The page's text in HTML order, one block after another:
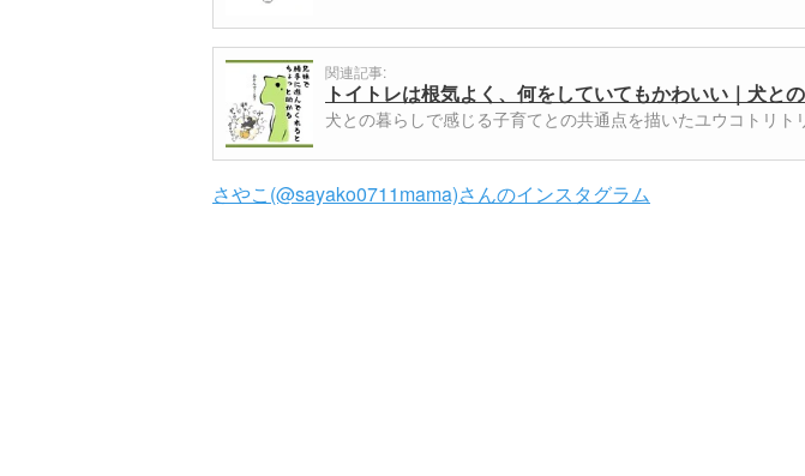
関連記事:
トイトレは根気よく、何をしていてもかわいい｜犬と
犬との暮らしで感じる子育てとの共通点を描いたユウコトリ
さやこ(@sayako0711mama)さんのインスタグラム